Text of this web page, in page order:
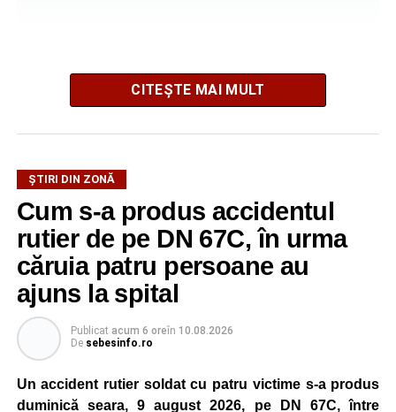
La fața locului intervine Detașamentul de Pompieri
Sebeș, cu o autospecială de stingere cu apă și spumă.
privind existența unor victime sau cauza izbucnirii focului.
Adaugă-ne ca sursă preferată
Urmărește-ne pe Google News
Ultimele știri din Sebeș
Incendiu la un autoturism pe Autostrada A1, în zona
CITEȘTE MAI MULT
ȘTIRI DIN ZONĂ
Cum s-a produs accidentul
rutier de pe DN 67C, în urma
căruia patru persoane au
ajuns la spital
Publicat acum 6 oreîn 10.08.2026
De sebesinfo.ro
Un accident rutier soldat cu patru victime s-a produs
duminică seara, 9 august 2026, pe DN 67C, între